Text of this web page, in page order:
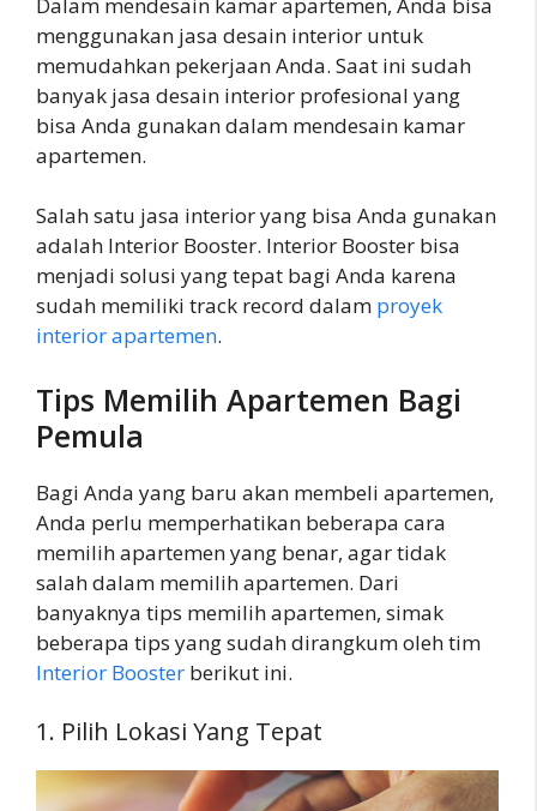
menggunakan jasa desain interior untuk
memudahkan pekerjaan Anda. Saat ini sudah
banyak jasa desain interior profesional yang
bisa Anda gunakan dalam mendesain kamar
apartemen.
Salah satu jasa interior yang bisa Anda gunakan
adalah Interior Booster. Interior Booster bisa
menjadi solusi yang tepat bagi Anda karena
sudah memiliki track record dalam proyek
interior apartemen.
Tips Memilih Apartemen Bagi
Pemula
Bagi Anda yang baru akan membeli apartemen,
Anda perlu memperhatikan beberapa cara
memilih apartemen yang benar, agar tidak
salah dalam memilih apartemen. Dari
banyaknya tips memilih apartemen, simak
beberapa tips yang sudah dirangkum oleh tim
Interior Booster berikut ini.
1. Pilih Lokasi Yang Tepat